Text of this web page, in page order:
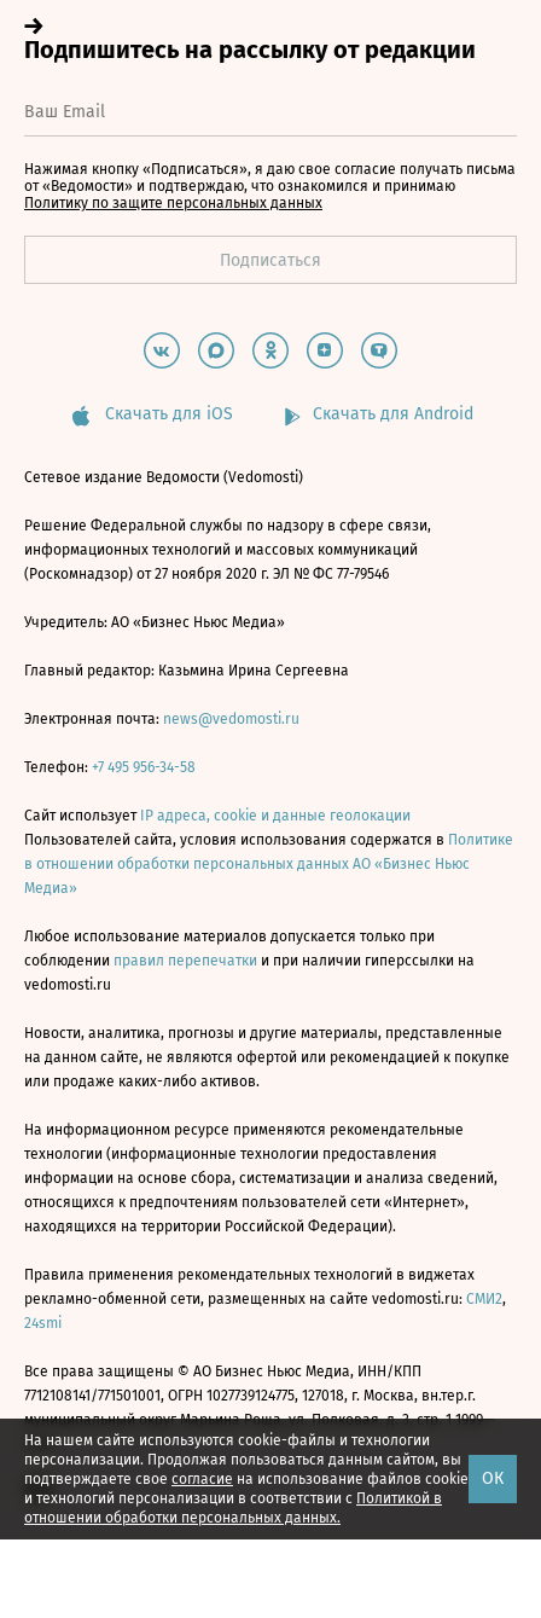
На нашем сайте используются cookie-файлы и технологии
персонализации. Продолжая пользоваться данным сайтом, вы
подтверждаете свое согласие на использование файлов cookie
и технологий персонализации в соответствии с Политикой в
отношении обработки персональных данных.
ОК
Нажимая кнопку «Подписаться», я даю свое согласие получать письма
от «Ведомости» и подтверждаю, что ознакомился и принимаю
Политику по защите персональных данных
Скачать для iOS Скачать для Android
Сетевое издание Ведомости (Vedomosti)
Решение Федеральной службы по надзору в сфере связи,
информационных технологий и массовых коммуникаций
(Роскомнадзор) от 27 ноября 2020 г. ЭЛ № ФС 77-79546
Учредитель: АО «Бизнес Ньюс Медиа»
Главный редактор: Казьмина Ирина Сергеевна
Электронная почта: news@vedomosti.ru
Телефон: +7 495 956-34-58
Сайт использует IP адреса, cookie и данные геолокации
Пользователей сайта, условия использования содержатся в Политике
в отношении обработки персональных данных АО «Бизнес Ньюс
Медиа»
Любое использование материалов допускается только при
соблюдении правил перепечатки и при наличии гиперссылки на
vedomosti.ru
Новости, аналитика, прогнозы и другие материалы, представленные
на данном сайте, не являются офертой или рекомендацией к покупке
или продаже каких-либо активов.
На информационном ресурсе применяются рекомендательные
технологии (информационные технологии предоставления
информации на основе сбора, систематизации и анализа сведений,
относящихся к предпочтениям пользователей сети «Интернет»,
находящихся на территории Российской Федерации).
Правила применения рекомендательных технологий в виджетах
рекламно-обменной сети, размещенных на сайте vedomosti.ru: СМИ2,
24smi
Все права защищены © АО Бизнес Ньюс Медиа, ИНН/КПП
7712108141/771501001, ОГРН 1027739124775, 127018, г. Москва, вн.тер.г.
муниципальный округ Марьина Роща, ул. Полковая, д. 3, стр. 1 1999—
2026